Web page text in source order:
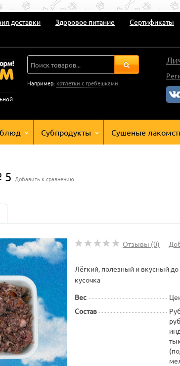
доставки Здоровое питание Сертификаты
Например: котлетки с гребешками
Субпродукты Сушеные
5 Добавить к сравнению
Отзывы (0)
Лёгкий, полезный и вкусный до
кусочка
Вес
Состав